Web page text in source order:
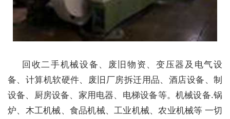
回收二手机械设备、废旧物资、变压器及电气设
备、计算机软硬件、废旧厂房拆迁用品、酒店设备、制
设备、厨房设备、家用电器、电梯设备等。机械设备.锅
炉、木工机械、食品机械、工业机械、农业机械等 一切